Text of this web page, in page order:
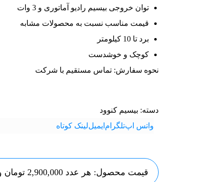
توان خروجی بیسیم رادیو آماتوری و 3 وات
قیمت مناسب نسبت به محصولات مشابه
برد تا 10 کیلومتر
کوچک و خوشدست
نحوه سفارش: تماس مستقیم با شرکت
دسته: بیسیم کنوود
واتس اپتلگرام ایمیللینک کوتاه
قیمت محصول: هر عدد 2,900,000 تومان و هر جفت 5,800,000 تومان